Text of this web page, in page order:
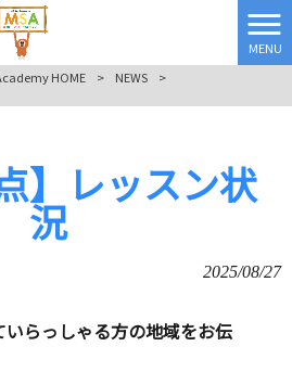
MENU
HOME
> NEWS
>
】レッスン状
況
2025/08/27
らっしゃる方の地域をお伝